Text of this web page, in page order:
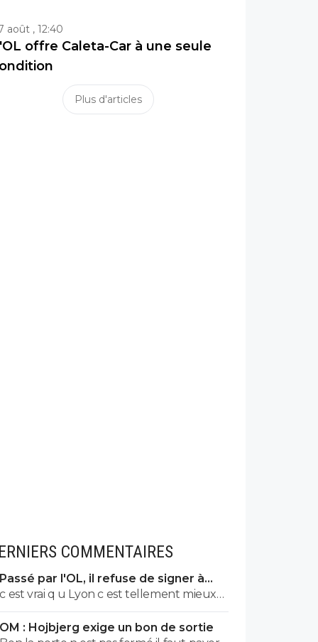
août , 12:40
offre Caleta-Car à une seule
Plus d'articles
COMMENTAIRES
Passé par l'OL, il refuse de signer à
l'OM
c est vrai q u Lyon c est tellement mieux
qu ailleurs. les saints..... les femmes
enceintes frappées, les cris de singes, les
OM : Hojbjerg exige un bon de sortie